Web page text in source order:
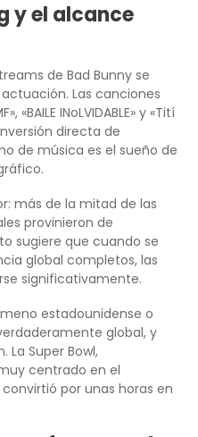
y el alcance
de Bad Bunny se
Las canciones
INoLVIDABLE» y «Tití
directa de
de música es el sueño de
más de la mitad de las
provinieron de
sugiere que cuando se
global completos, las
significativamente.
estadounidense o
global, y
Super Bowl,
centrado en el
por unas horas en